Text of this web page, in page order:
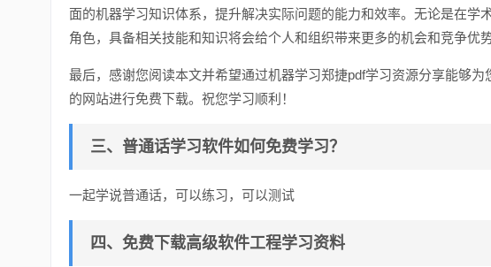
面的机器学习知识体系，提升解决实际问题的能力和效率。无论是在学
角色，具备相关技能和知识将会给个人和组织带来更多的机会和竞争优势
最后，感谢您阅读本文并希望通过机器学习郑捷pdf学习资源分享能够
的网站进行免费下载。祝您学习顺利！
三、普通话学习软件如何免费学习？
一起学说普通话，可以练习，可以测试
四、免费下载高级软件工程学习资料